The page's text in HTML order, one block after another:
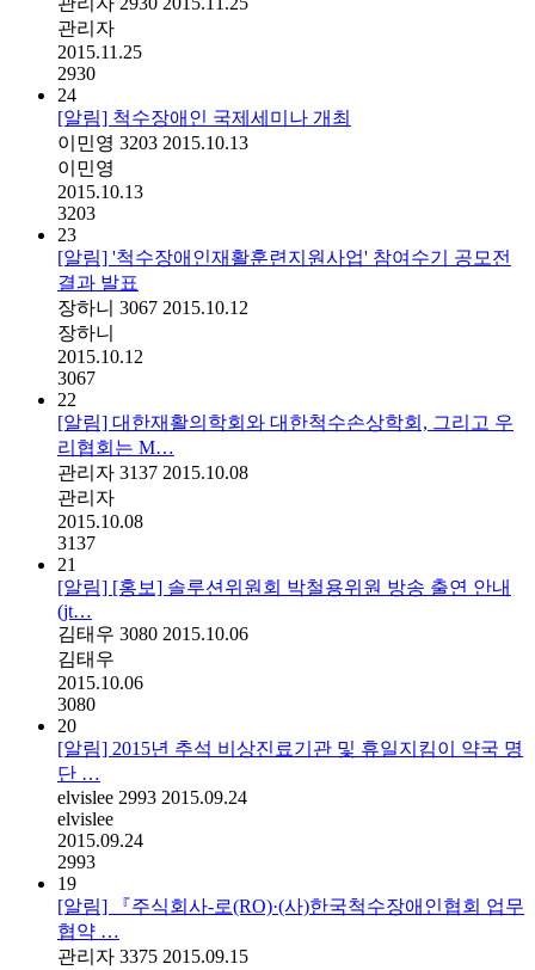
관리자
2015.11.25
2930
24
[알림] 척수장애인 국제세미나 개최
이민영 3203 2015.10.13
이민영
2015.10.13
3203
23
[알림] '척수장애인재활훈련지원사업' 참여수기 공모전
결과 발표
장하니 3067 2015.10.12
장하니
2015.10.12
3067
22
[알림] 대한재활의학회와 대한척수손상학회, 그리고 우
리협회는 M…
관리자 3137 2015.10.08
관리자
2015.10.08
3137
21
[알림] [홍보] 솔루션위원회 박철용위원 방송 출연 안내
(jt…
김태우 3080 2015.10.06
김태우
2015.10.06
3080
20
[알림] 2015년 추석 비상진료기관 및 휴일지킴이 약국 명
단 …
elvislee 2993 2015.09.24
elvislee
2015.09.24
2993
19
[알림] 『주식회사-로(RO)·(사)한국척수장애인협회 업무
협약 …
관리자 3375 2015.09.15